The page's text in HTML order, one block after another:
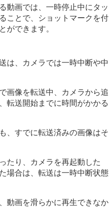
動画では、一時停止中にタッ
ことで、ショットマークを付
ができます。
は、カメラでは一時中断や中
画像を転送中、カメラから追
転送開始までに時間がかかる
、すでに転送済みの画像はそ
たり、カメラを再起動した
場合は、転送は一時中断状態
動画を滑らかに再生できなか